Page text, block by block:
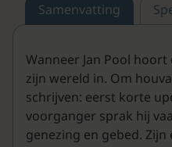
Samenvatting
Wanneer Jan Pool
zijn wereld in. Om
schrijven: eerst korte
voorganger sprak hij
genezing en gebed.